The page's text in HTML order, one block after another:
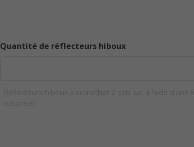
Quantité de réflecteurs hiboux
Réflecteurs hiboux à accrocher à son sac à l’aide
nourrice).